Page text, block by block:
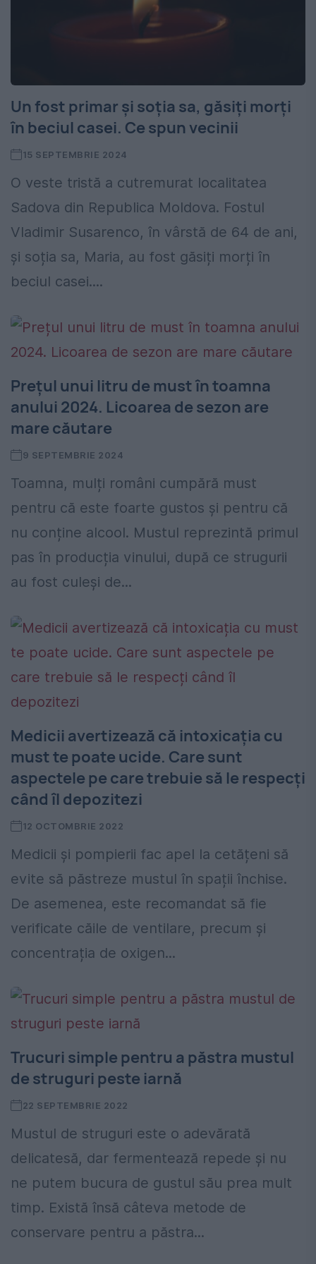
Un fost primar și soția sa, găsiți morți
în beciul casei. Ce spun vecinii
15 SEPTEMBRIE 2024
O veste tristă a cutremurat localitatea
Sadova din Republica Moldova. Fostul
Vladimir Susarenco, în vârstă de 64 de ani,
și soția sa, Maria, au fost găsiți morți în
beciul casei....
Prețul unui litru de must în toamna
anului 2024. Licoarea de sezon are
mare căutare
9 SEPTEMBRIE 2024
Toamna, mulți români cumpără must
pentru că este foarte gustos și pentru că
nu conține alcool. Mustul reprezintă primul
pas în producția vinului, după ce strugurii
au fost culeși de...
Medicii avertizează că intoxicația cu
must te poate ucide. Care sunt
aspectele pe care trebuie să le respecți
când îl depozitezi
12 OCTOMBRIE 2022
Medicii și pompierii fac apel la cetățeni să
evite să păstreze mustul în spații închise.
De asemenea, este recomandat să fie
verificate căile de ventilare, precum și
concentrația de oxigen...
Trucuri simple pentru a păstra mustul
de struguri peste iarnă
22 SEPTEMBRIE 2022
Mustul de struguri este o adevărată
delicatesă, dar fermentează repede și nu
ne putem bucura de gustul său prea mult
timp. Există însă câteva metode de
conservare pentru a păstra...